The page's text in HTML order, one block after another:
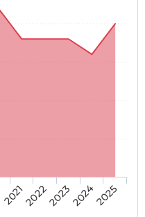
20212022202320242025